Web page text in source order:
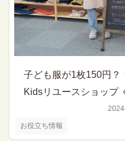
お役立ち情報
2024
子ども服が1枚150円？
Kidsリユースショップ